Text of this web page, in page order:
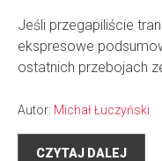
Jeśli przegapiliście
ekspresowe
ostatnich przebojach
Autor: Michał Łuczyński
CZYTAJ DALEJ